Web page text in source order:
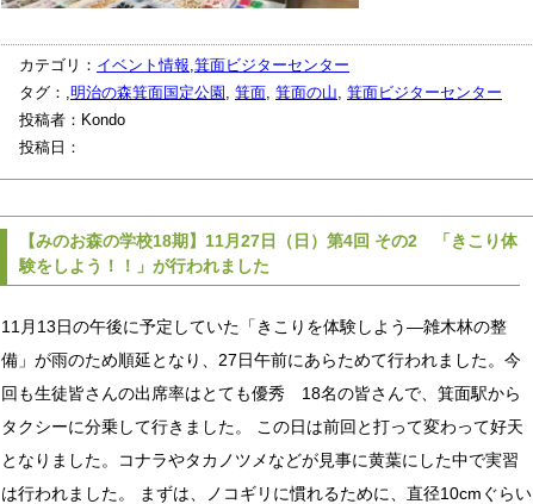
カテゴリ： イベント情報 箕面ビジターセンター
タグ：, 明治の森箕面国定公園 箕面 箕面の山 箕面ビジターセンター
投稿者：Kondo
投稿日：
【みのお森の学校18期】11月27日（日）第4回 その2 「きこり体
験をしよう！！」が行われました
11月13日の午後に予定していた「きこりを体験しよう—雑木林の整
備」が雨のため順延となり、27日午前にあらためて行われました。今
回も生徒皆さんの出席率はとても優秀 18名の皆さんで、箕面駅から
タクシーに分乗して行きました。 この日は前回と打って変わって好天
となりました。コナラやタカノツメなどが見事に黄葉にした中で実習
は行われました。 まずは、ノコギリに慣れるために、直径10cmぐらい